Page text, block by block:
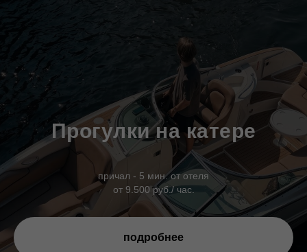
Прогулки на катере
причал - 5 мин. от отеля
от 9.500 руб./ час.
подробнее